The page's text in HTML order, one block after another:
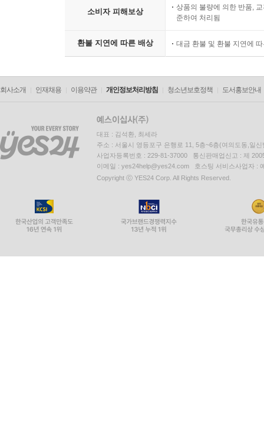
소비자 피해보상
상품의 불량에 의한 반품,
준하여 처리됨
환불 지연에 따른 배상 대금 환불 및 환불 지연에
회사소개 인재채용 이용약관 개인정보처리방침 청소년보호정책 도서홍보안내
대표 : 김석환, 최세라
주소 : 서울시 영등포구 은행로 11, 5층~6층(여의도동,일신
사업자등록번호 : 229-81-37000 통신판매업신고 : 제
이메일 : yes24help@yes24.com 호스팅 서비스사업자 :
Copyright ⓒ YES24 Corp. All Rights Reserved.